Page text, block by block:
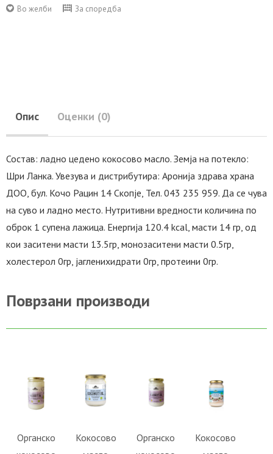
Во желби За споредба
Опис Оценки (0)
Состав: ладно цедено кокосово масло. Земја на потекло:
Шри Ланка. Увезува и дистрибутира: Аронија здрава храна
ДОО, бул. Кочо Рацин 14 Скопје, Тел. 043 235 959. Да се чува
на суво и ладно место. Нутритивни вредности количина по
оброк 1 супена лажица. Енергија 120.4 kcal, масти 14 гр, од
кои заситени масти 13.5гр, монозаситени масти 0.5гр,
холестерол 0гр, јагленихидрати 0гр, протеини 0гр.
Поврзани производи
Органско
ВО
КОШНИЧКА
Во желби
Кокосово
ВО
Во желби
Органско
ВО
Во желби
Кокосово
ВО
КОШНИЧКА
Во желби